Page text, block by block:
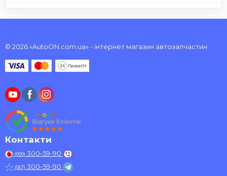
© 2026 «AutoON.com.ua» - інтернет магазин автозапчастин
Контакти
(099) 300-59-90
(067) 300-59-90